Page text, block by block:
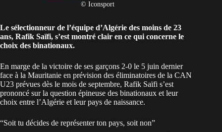
© Iconsport
Le sélectionneur de l’équipe d’Algérie des moins de 23
ans, Rafik Saïfi, s’est montré clair en ce qui concerne le
choix des binationaux.
En marge de la victoire de ses garçons 2-0 le 5 juin dernier
face à la Mauritanie en prévision des éliminatoires de la CAN
U23 prévues dès le mois de septembre, Rafik Saïfi s’est
prononcé sur la question épineuse des binationaux et leur
choix entre l’Algérie et leur pays de naissance.
“Soit tu décides de représenter ton pays, soit non”